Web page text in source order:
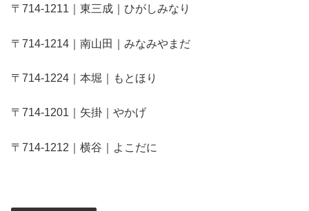
〒714-1211｜東三成｜ひがしみなり
〒714-1214｜南山田｜みなみやまだ
〒714-1224｜本堀｜もとほり
〒714-1201｜矢掛｜やかげ
〒714-1212｜横谷｜よこだに